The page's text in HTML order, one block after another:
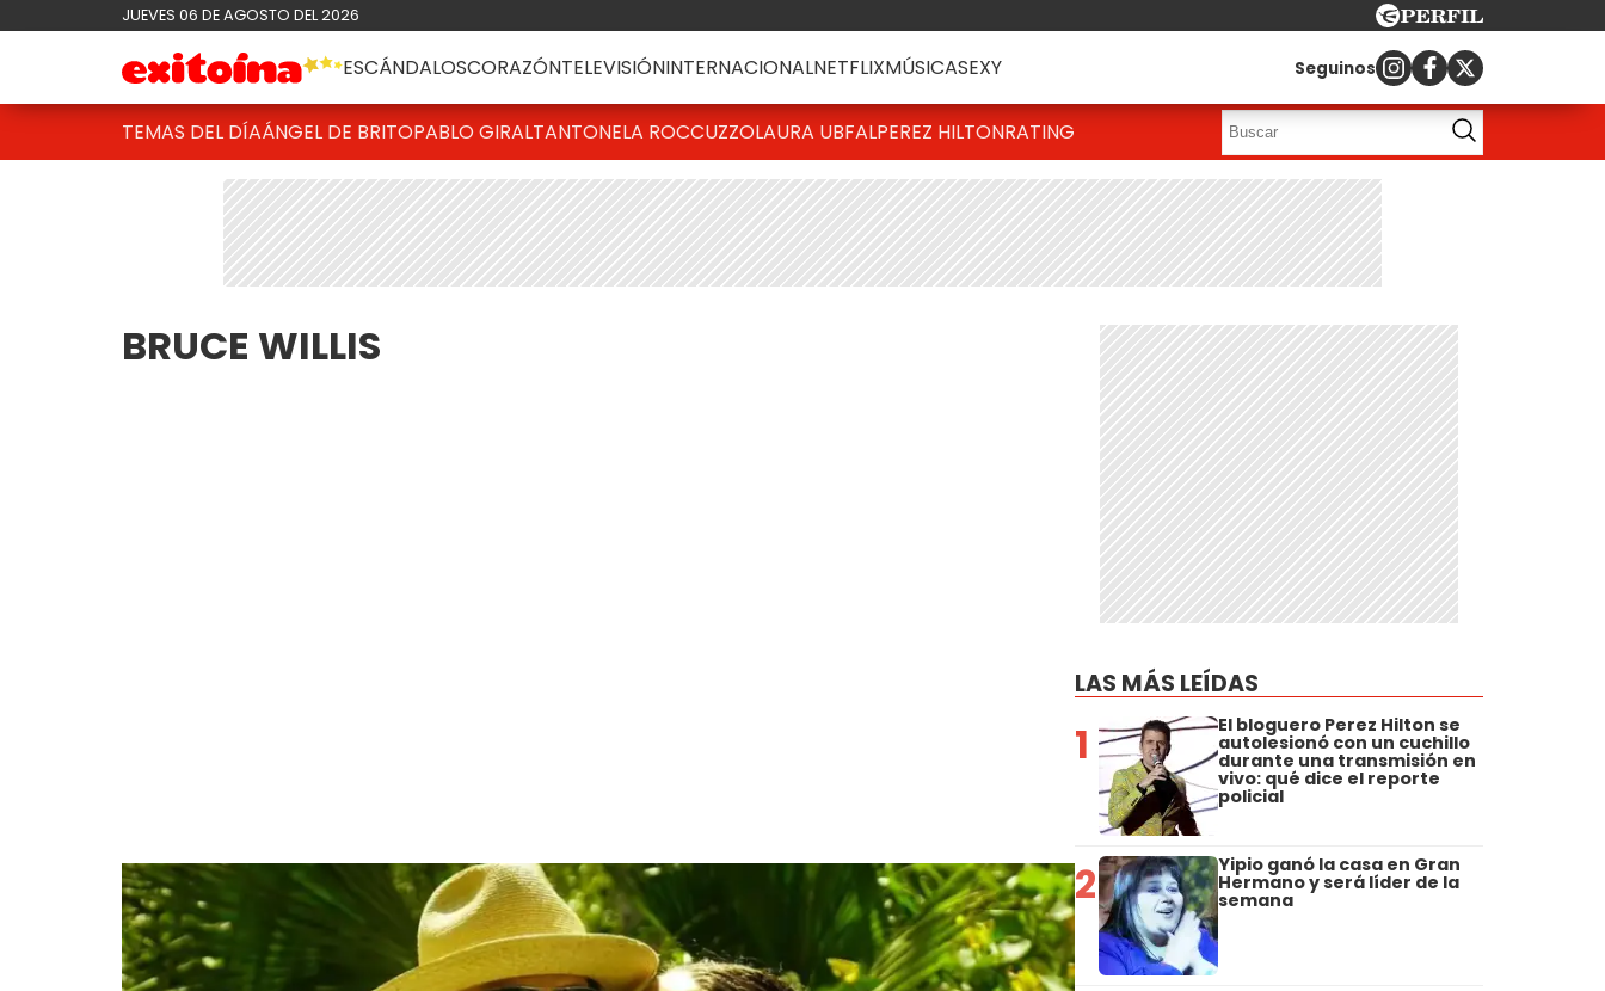
JUEVES 06 DE AGOSTO DEL 2026
ESCÁNDALOSCORAZÓNTELEVISIÓNINTERNACIONALNETFLIXMÚSICASEXY Seguinos
TEMAS DEL DÍAÁNGEL DE BRITOPABLO GIRALTANTONELA ROCCUZZOLAURA UBFALPEREZ HILTONRATING
BRUCE WILLIS
LAS MÁS LEÍDAS
1 El bloguero Perez Hilton se
autolesionó con un cuchillo
durante una transmisión en
vivo: qué dice el reporte
policial
2 Yipio ganó la casa en Gran
Hermano y será líder de la
semana